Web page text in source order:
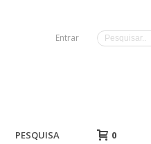
Entrar
PESQUISA 0